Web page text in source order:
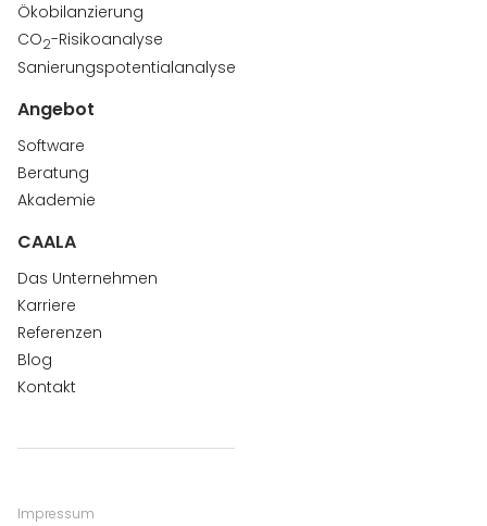
Ökobilanzierung
CO2-Risikoanalyse
Sanierungspotentialanalyse
Angebot
Software
Beratung
Akademie
CAALA
Das Unternehmen
Karriere
Referenzen
Blog
Kontakt
Impressum